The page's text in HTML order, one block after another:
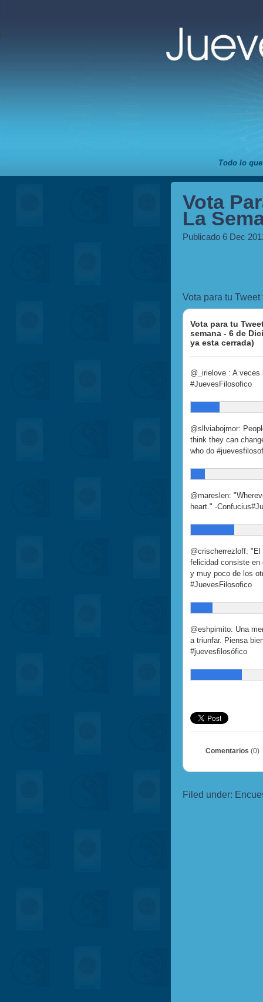
Todo lo
Vota
La
Publicado 6 Dec
Vota para tu
Vota para tu
semana - 6 de
ya esta cerrada)
@_irielove : A
#JuevesFilosofico
@sllviabojmor:
think they can
who do
@mareslen:
heart." -
@crischerrezloff: "El
felicidad consiste
y muy poco de los
#JuevesFilosofico
@eshpimito: Una
a triunfar. Piensa
#juevesfilosófico
Comentarios (0)
Filed under: